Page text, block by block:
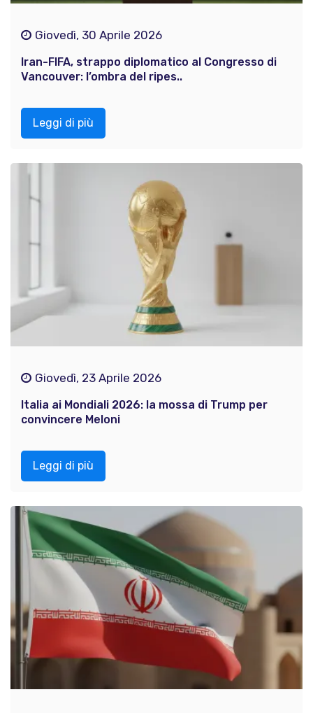
Giovedì, 30 Aprile 2026
Iran-FIFA, strappo diplomatico al Congresso di
Vancouver: l’ombra del ripes..
Leggi di più
Giovedì, 23 Aprile 2026
Italia ai Mondiali 2026: la mossa di Trump per
convincere Meloni
Leggi di più